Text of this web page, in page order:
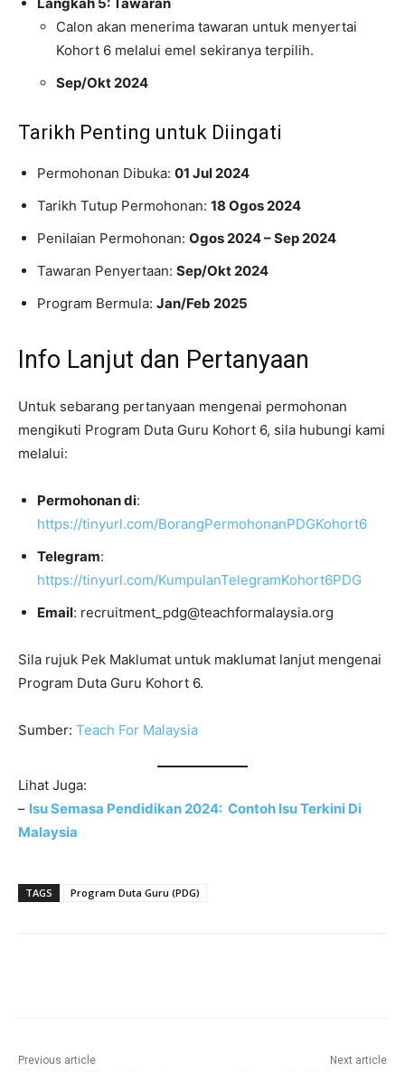
Calon akan menerima tawaran untuk menyertai
Kohort 6 melalui emel sekiranya terpilih.
Sep/Okt 2024
Tarikh Penting untuk Diingati
Permohonan Dibuka: 01 Jul 2024
Tarikh Tutup Permohonan: 18 Ogos 2024
Penilaian Permohonan: Ogos 2024 – Sep 2024
Tawaran Penyertaan: Sep/Okt 2024
Program Bermula: Jan/Feb 2025
Info Lanjut dan Pertanyaan
Untuk sebarang pertanyaan mengenai permohonan
mengikuti Program Duta Guru Kohort 6, sila hubungi kami
melalui:
Permohonan di:
https://tinyurl.com/BorangPermohonanPDGKohort6
Telegram:
https://tinyurl.com/KumpulanTelegramKohort6PDG
Email: recruitment_pdg@teachformalaysia.org
Sila rujuk Pek Maklumat untuk maklumat lanjut mengenai
Program Duta Guru Kohort 6.
Sumber: Teach For Malaysia
Lihat Juga:
– Isu Semasa Pendidikan 2024: Contoh Isu Terkini Di
Malaysia
TAGS Program Duta Guru (PDG)
Previous article Next article